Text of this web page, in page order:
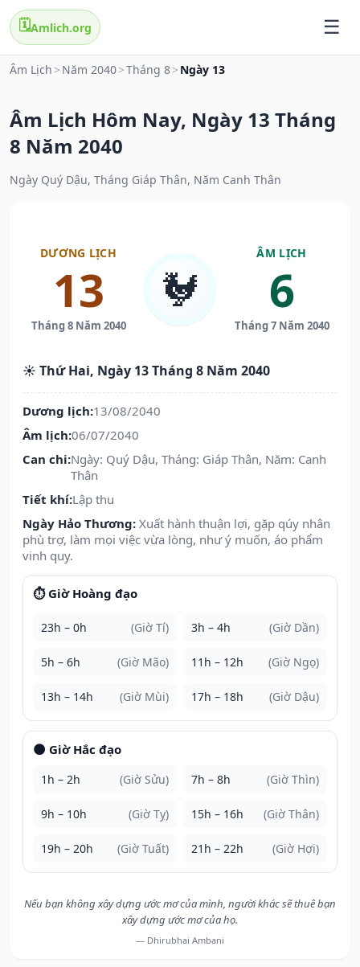
🗓️Amlich.org
Âm Lịch > Năm 2040>Tháng 8> Ngày 13
Âm Lịch Hôm Nay, Ngày 13 Tháng
8 Năm 2040
Ngày Quý Dậu, Tháng Giáp Thân, Năm Canh Thân
DƯƠNG LỊCH
13
Tháng 8 Năm 2040
🐓
ÂM LỊCH
6
Tháng 7 Năm 2040
☀️ Thứ Hai, Ngày 13 Tháng 8 Năm 2040
Dương lịch:13/08/2040
Âm lịch:06/07/2040
Can chi:Ngày: Quý Dậu, Tháng: Giáp Thân, Năm: Canh
Thân
Tiết khí:Lập thu
Ngày Hảo Thương: Xuất hành thuận lợi, gặp qúy nhân
phù trợ, làm mọi việc vừa lòng, như ý muốn, áo phẩm
vinh quy.
⏱️ Giờ Hoàng đạo
23h – 0h (Giờ Tí) 3h – 4h (Giờ Dần)
5h – 6h (Giờ Mão) 11h – 12h (Giờ Ngọ)
13h – 14h (Giờ Mùi) 17h – 18h (Giờ Dậu)
🌑 Giờ Hắc đạo
1h – 2h (Giờ Sửu) 7h – 8h (Giờ Thìn)
9h – 10h (Giờ Tỵ) 15h – 16h (Giờ Thân)
19h – 20h (Giờ Tuất) 21h – 22h (Giờ Hợi)
Nếu bạn không xây dựng ước mơ của mình, người khác sẽ thuê bạn
xây dựng ước mơ của họ.
— Dhirubhai Ambani